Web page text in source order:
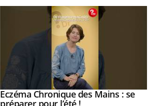
Youtube
Diabète & Ramadan 2026Youtube